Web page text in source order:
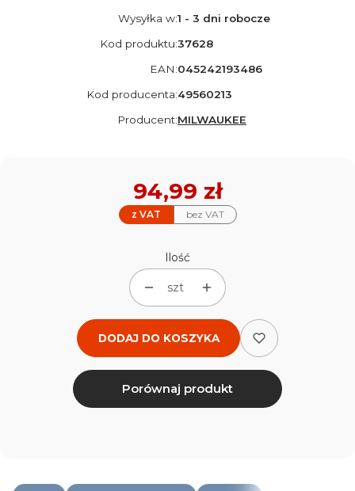
Wysyłka w:1 - 3 dni robocze
Kod produktu:37628
EAN:045242193486
Kod producenta:49560213
Producent:MILWAUKEE
z VAT bez VAT
Cena
94,99 zł
Ilość
szt
DODAJ DO KOSZYKA
Porównaj produkt